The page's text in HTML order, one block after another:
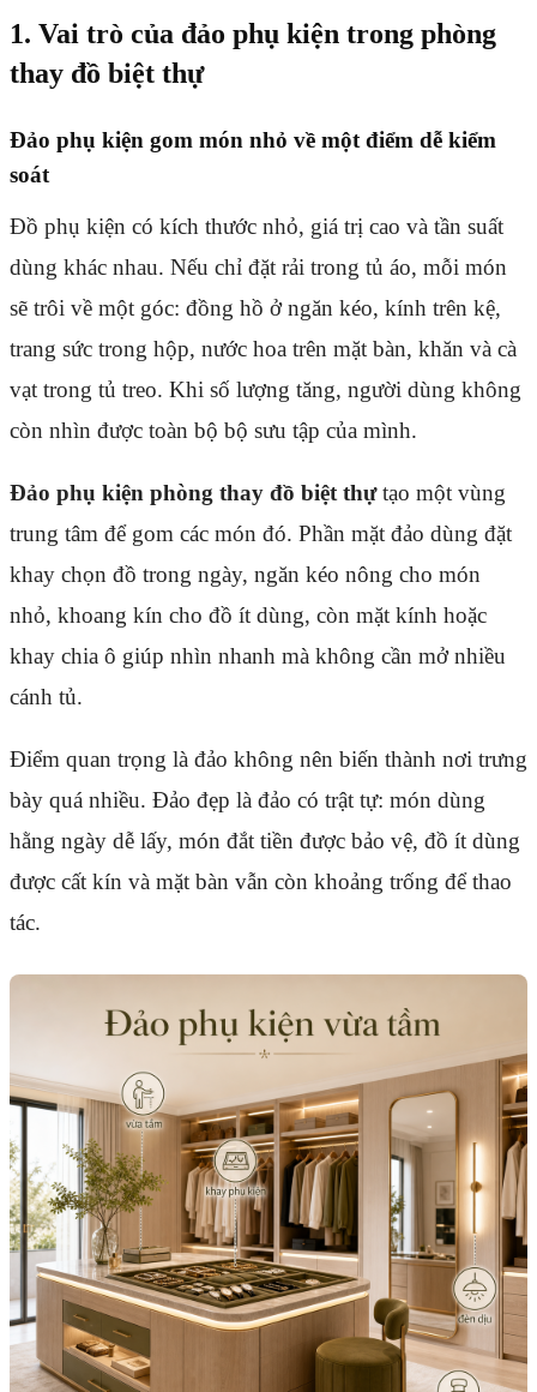
1. Vai trò của đảo phụ kiện trong phòng
thay đồ biệt thự
Đảo phụ kiện gom món nhỏ về một điểm dễ kiểm
soát
Đồ phụ kiện có kích thước nhỏ, giá trị cao và tần suất
dùng khác nhau. Nếu chỉ đặt rải trong tủ áo, mỗi món
sẽ trôi về một góc: đồng hồ ở ngăn kéo, kính trên kệ,
trang sức trong hộp, nước hoa trên mặt bàn, khăn và cà
vạt trong tủ treo. Khi số lượng tăng, người dùng không
còn nhìn được toàn bộ bộ sưu tập của mình.
Đảo phụ kiện phòng thay đồ biệt thựtạo một vùng
trung tâm để gom các món đó. Phần mặt đảo dùng đặt
khay chọn đồ trong ngày, ngăn kéo nông cho món
nhỏ, khoang kín cho đồ ít dùng, còn mặt kính hoặc
khay chia ô giúp nhìn nhanh mà không cần mở nhiều
cánh tủ.
Điểm quan trọng là đảo không nên biến thành nơi trưng
bày quá nhiều. Đảo đẹp là đảo có trật tự: món dùng
hằng ngày dễ lấy, món đắt tiền được bảo vệ, đồ ít dùng
được cất kín và mặt bàn vẫn còn khoảng trống để thao
tác.